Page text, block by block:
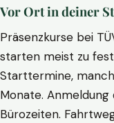
Vor Ort in deiner
Präsenzkurse bei
starten meist zu
Starttermine,
Monate.
Bürozeiten.